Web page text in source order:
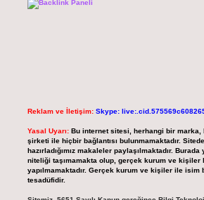
Reklam ve İletişim: Skype:
Yasal Uyarı: Bu internet sitesi, herhangi bir marka,
şirketi ile hiçbir bağlantısı bulunmamaktadır.
hazırladığımız makaleler paylaşılmaktadır.
niteliği taşımamakta olup, gerçek kurum ve kişiler
yapılmamaktadır. Gerçek kurum ve kişiler ile isim
tesadüfidir.